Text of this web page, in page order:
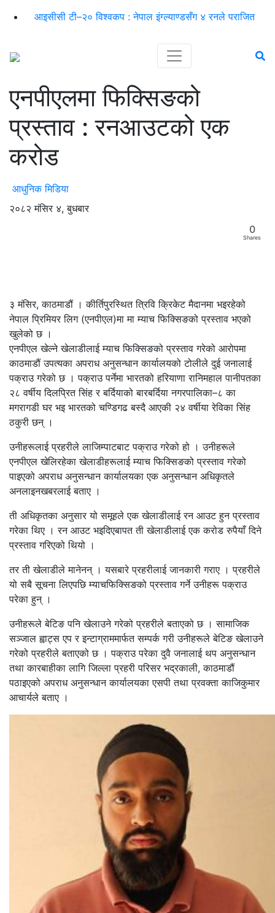
आइसीसी टी–२० विश्वकप : नेपाल इंग्ल्याण्डसँग ४ रनले पराजित
एनपीएलमा फिक्सिङको
प्रस्ताव : रनआउटको एक
करोड
आधुनिक मिडिया
२०८२ मंसिर ४, बुधबार
0
Shares
३ मंसिर, काठमाडौं । कीर्तिपुरस्थित त्रिवि क्रिकेट मैदानमा भइरहेको
नेपाल प्रिमियर लिग (एनपीएल)मा मा म्याच फिक्सिङको प्रस्ताव भएको
खुलेको छ ।
एनपीएल खेल्ने खेलाडीलाई म्याच फिक्सिङको प्रस्ताव गरेको आरोपमा
काठमाडौं उपत्यका अपराध अनुसन्धान कार्यालयको टोलीले दुई जनालाई
पक्राउ गरेको छ । पक्राउ पर्नेमा भारतको हरियाणा रानिमहाल पानीपतका
२८ वर्षीय दिलप्रित सिंह र बर्दियाको बारबर्दिया नगरपालिका–८ का
मगरागडी घर भइ भारतको चण्डिगढ बस्दै आएकी २४ वर्षीया रेविका सिंह
ठकुरी छन् ।
उनीहरूलाई प्रहरीले लाजिम्पाटबाट पक्राउ गरेको हो । उनीहरूले
एनपीएल खेलिरहेका खेलाडीहरूलाई म्याच फिक्सिङको प्रस्ताव गरेको
पाइएको अपराध अनुसन्धान कार्यालयका एक अनुसन्धान अधिकृतले
अनलाइनखबरलाई बताए ।
ती अधिकृतका अनुसार यो समूहले एक खेलाडीलाई रन आउट हुन प्रस्ताव
गरेका थिए । रन आउट भइदिएबापत ती खेलाडीलाई एक करोड रुपैयाँ दिने
प्रस्ताव गरिएको थियो ।
तर ती खेलाडीले मानेनन् । यसबारे प्रहरीलाई जानकारी गराए । प्रहरीले
यो सबै सूचना लिएपछि म्याचफिक्सिङको प्रस्ताव गर्ने उनीहरू पक्राउ
परेका हुन् ।
उनीहरूले बेटिङ पनि खेलाउने गरेको प्रहरीले बताएको छ । सामाजिक
सञ्जाल ह्वाट्स एप र इन्टाग्राममार्फत सम्पर्क गरी उनीहरूले बेटिङ खेलाउने
गरेको प्रहरीले बताएको छ । पक्राउ परेका दुवै जनालाई थप अनुसन्धान
तथा कारबाहीका लागि जिल्ला प्रहरी परिसर भद्रकाली, काठमाडौं
पठाइएको अपराध अनुसन्धान कार्यालयका एसपी तथा प्रवक्ता काजिकुमार
आचार्यले बताए ।